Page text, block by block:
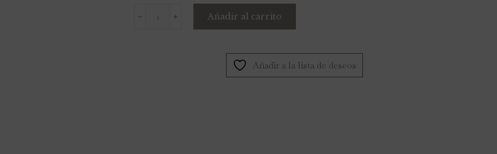
Añadir al carrito
Añadir a la lista de deseos